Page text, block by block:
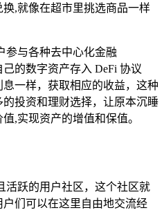
,就像在超市里挑选商品一样
参与各种去中心化金融
己的数字资产存入 DeFi 协议
一样，获取相应的收益，这种
投资和理财选择，让原本沉睡
,实现资产的增值和保值。
活跃的用户社区，这个社区就
们可以在这里自由地交流经